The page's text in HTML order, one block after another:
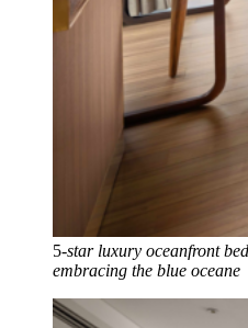
5-star luxury oceanfront
embracing the blue oceane